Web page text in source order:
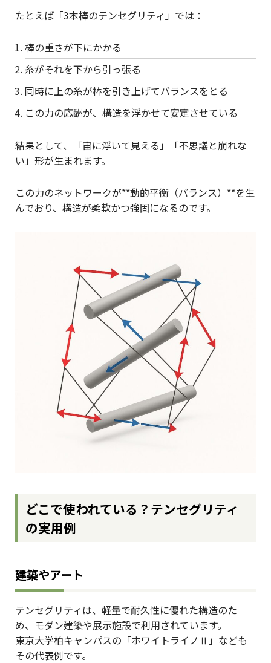
たとえば「3本棒のテンセグリティ」では：
棒の重さが下にかかる
糸がそれを下から引っ張る
同時に上の糸が棒を引き上げてバランスをとる
この力の応酬が、構造を浮かせて安定させている
結果として、「宙に浮いて見える」「不思議と崩れな
い」形が生まれます。
この力のネットワークが**動的平衡（バランス）**を生
んでおり、構造が柔軟かつ強固になるのです。
どこで使われている？テンセグリティ
の実用例
建築やアート
テンセグリティは、軽量で耐久性に優れた構造のた
め、モダン建築や展示施設で利用されています。
東京大学柏キャンパスの「ホワイトライノⅡ」なども
その代表例です。